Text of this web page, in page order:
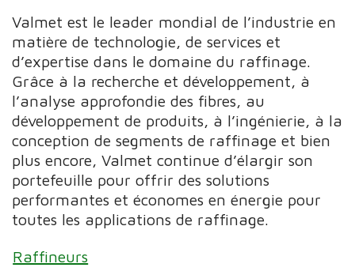
Valmet est le leader mondial de l’industrie en
matière de technologie, de services et
d’expertise dans le domaine du raffinage.
Grâce à la recherche et développement, à
l’analyse approfondie des fibres, au
développement de produits, à l’ingénierie, à la
conception de segments de raffinage et bien
plus encore, Valmet continue d’élargir son
portefeuille pour offrir des solutions
performantes et économes en énergie pour
toutes les applications de raffinage.
Raffineurs